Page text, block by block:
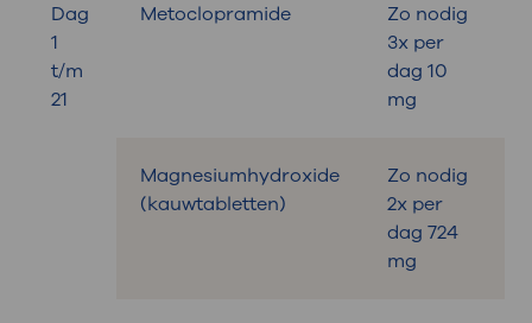
Dag
1
t/m
21
Metoclopramide
Zo nodig
3x per
dag 10
mg
Magnesiumhydroxide
(kauwtabletten)
Zo nodig
2x per
dag 724
mg